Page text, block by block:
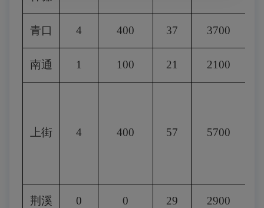
青口 4 400 37 3700
南通 1 100 21 2100
上街 4 400 57 5700
荆溪 0 0 29 2900